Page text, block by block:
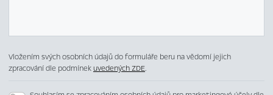
Vložením svých osobních údajů do formuláře beru na vědomí jejich
zpracování dle podmínekuvedených ZDE.